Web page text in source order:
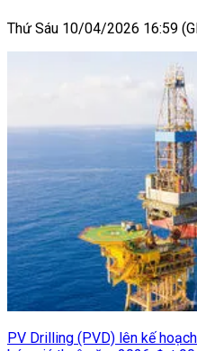
Thứ Sáu 10/04/2026 16:59
PV Drilling (PVD) lên kế